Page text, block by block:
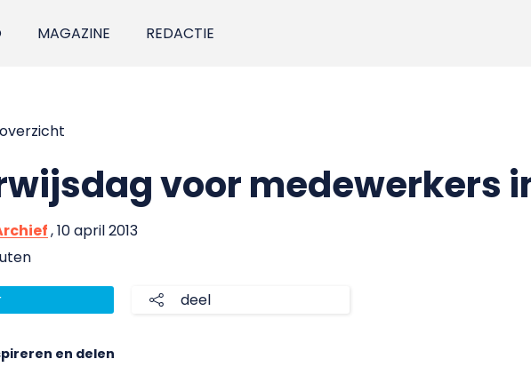
MAGAZINE REDACTIE
voor medewerkers
, 10 april 2013
deel
en delen